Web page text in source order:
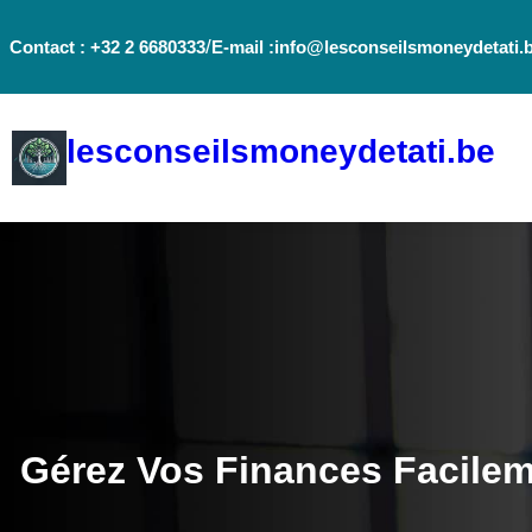
auContact : +32 2 6680333/E-mail
lesconseilsmoneydetati.be
Gérez Vos Finances